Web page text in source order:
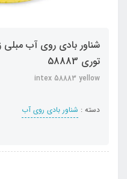
شناور بادی روی آب مبلی
توری 58883
intex 58883 yellow
دسته : شناور بادی روی آب